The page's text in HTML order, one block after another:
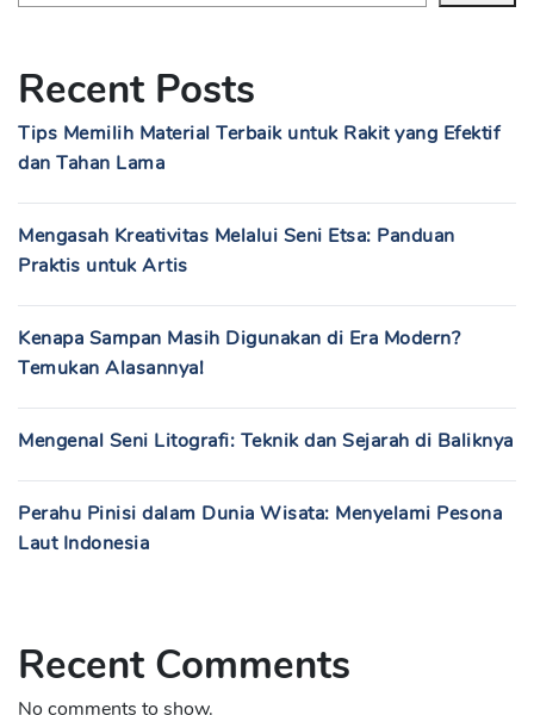
Recent Posts
Tips Memilih Material Terbaik untuk Rakit yang Efektif
dan Tahan Lama
Mengasah Kreativitas Melalui Seni Etsa: Panduan
Praktis untuk Artis
Kenapa Sampan Masih Digunakan di Era Modern?
Temukan Alasannya!
Mengenal Seni Litografi: Teknik dan Sejarah di Baliknya
Perahu Pinisi dalam Dunia Wisata: Menyelami Pesona
Laut Indonesia
Recent Comments
No comments to show.